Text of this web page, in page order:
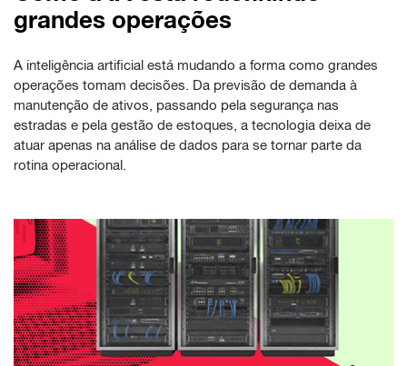
grandes operações
A inteligência artificial está mudando a forma como grandes
operações tomam decisões. Da previsão de demanda à
manutenção de ativos, passando pela segurança nas
estradas e pela gestão de estoques, a tecnologia deixa de
atuar apenas na análise de dados para se tornar parte da
rotina operacional.